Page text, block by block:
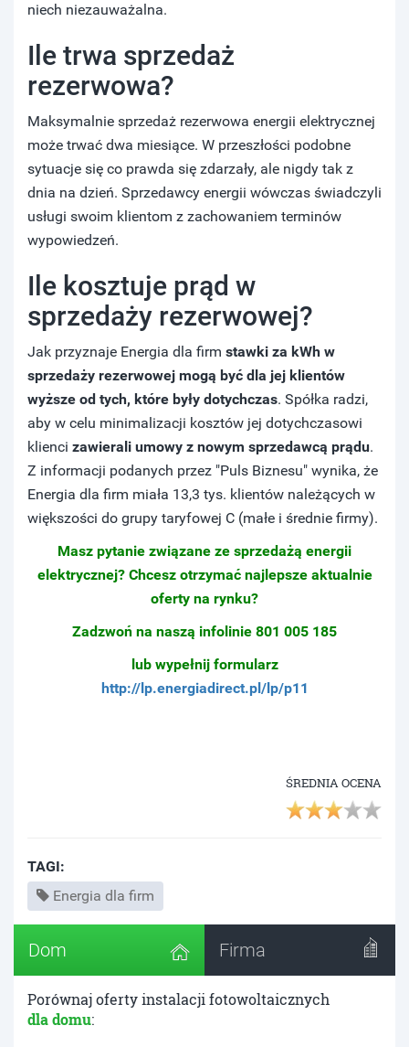
niech niezauważalna.
Ile trwa sprzedaż
rezerwowa?
Maksymalnie sprzedaż rezerwowa energii elektrycznej
może trwać dwa miesiące. W przeszłości podobne
sytuacje się co prawda się zdarzały, ale nigdy tak z
dnia na dzień. Sprzedawcy energii wówczas świadczyli
usługi swoim klientom z zachowaniem terminów
wypowiedzeń.
Ile kosztuje prąd w
sprzedaży rezerwowej?
Jak przyznaje Energia dla firm stawki za kWh w
sprzedaży rezerwowej mogą być dla jej klientów
wyższe od tych, które były dotychczas. Spółka radzi,
aby w celu minimalizacji kosztów jej dotychczasowi
klienci zawierali umowy z nowym sprzedawcą prądu.
Z informacji podanych przez "Puls Biznesu" wynika, że
Energia dla firm miała 13,3 tys. klientów należących w
większości do grupy taryfowej C (małe i średnie firmy).
Masz pytanie związane ze sprzedażą energii
elektrycznej? Chcesz otrzymać najlepsze aktualnie
oferty na rynku?
Zadzwoń na naszą infolinie 801 005 185
lub wypełnij formularz
http://lp.energiadirect.pl/lp/p11
ŚREDNIA OCENA
TAGI:
Energia dla firm
Dom Firma
Porównaj oferty instalacji fotowoltaicznych
dla domu: